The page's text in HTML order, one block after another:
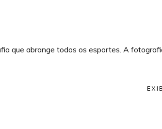
que abrange todos os esportes. A